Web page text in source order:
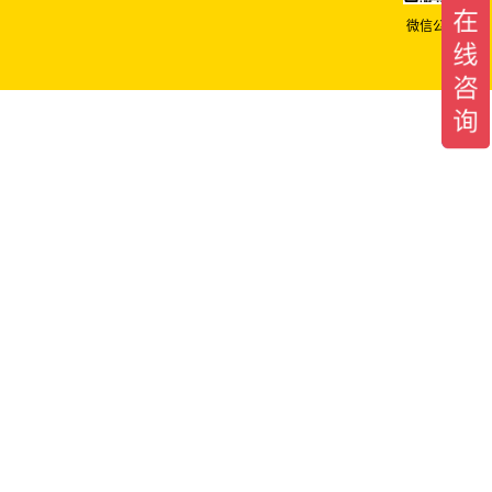
微信公众号